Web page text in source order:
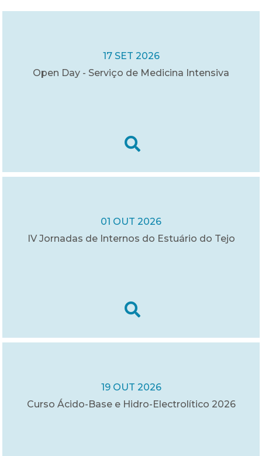
17 SET 2026
Open Day - Serviço de Medicina Intensiva
01 OUT 2026
IV Jornadas de Internos do Estuário do Tejo
19 OUT 2026
Curso Ácido-Base e Hidro-Electrolítico 2026